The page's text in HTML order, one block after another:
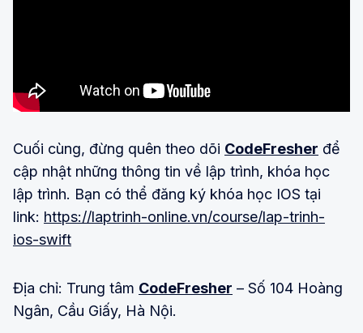
Cuối cùng, đừng quên theo dõi CodeFresher để
cập nhật những thông tin về lập trình, khóa học
lập trình. Bạn có thể đăng ký khóa học IOS tại
link: https://laptrinh-online.vn/course/lap-trinh-
ios-swift
Địa chỉ: Trung tâm CodeFresher – Số 104 Hoàng
Ngân, Cầu Giấy, Hà Nội.